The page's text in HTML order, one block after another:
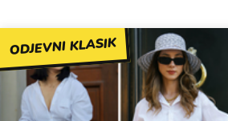
ODJEVNI KLASIK